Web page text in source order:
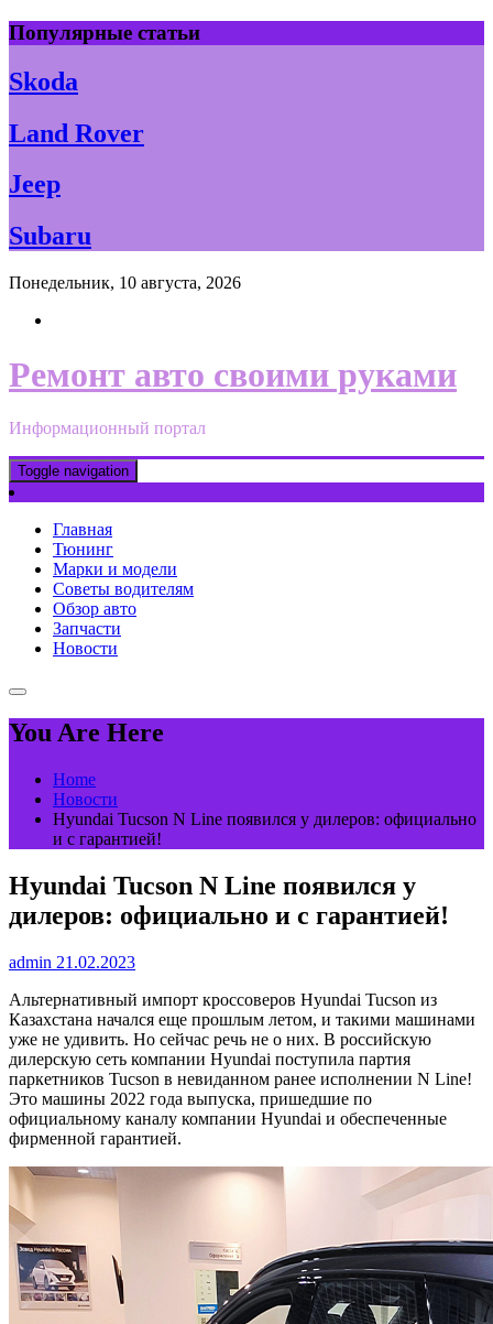
Skip
to
content
Популярные статьи
Skoda
Land Rover
Jeep
Subaru
Понедельник, 10 августа, 2026
Ремонт авто своими руками
Информационный портал
Toggle navigation
Главная
Тюнинг
Марки и модели
Советы водителям
Обзор авто
Запчасти
Новости
You Are Here
Home
Новости
Hyundai Tucson N Line появился у дилеров: официально
и с гарантией!
Hyundai Tucson N Line появился у
дилеров: официально и с гарантией!
admin 21.02.2023
Альтернативный импорт кроссоверов Hyundai Tucson из
Казахстана начался еще прошлым летом, и такими машинами
уже не удивить. Но сейчас речь не о них. В российскую
дилерскую сеть компании Hyundai поступила партия
паркетников Tucson в невиданном ранее исполнении N Line!
Это машины 2022 года выпуска, пришедшие по
официальному каналу компании Hyundai и обеспеченные
фирменной гарантией.